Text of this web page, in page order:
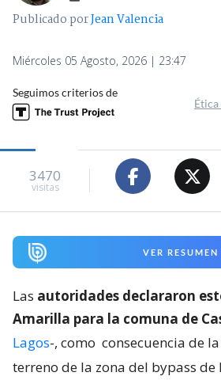
Publicado porJean Valencia
Miércoles 05 Agosto, 2026 | 23:47
Seguimos criterios de
Ética
3470
visitas
VER RESUMEN
Las autoridades declararon
Amarilla para la comuna de
Lagos-, como consecuencia de
terreno de la zona del bypass de